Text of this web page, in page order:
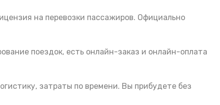
на перевозки пассажиров. Официально
поездок, есть онлайн-заказ и онлайн-оплата
затраты по времени. Вы прибудете без